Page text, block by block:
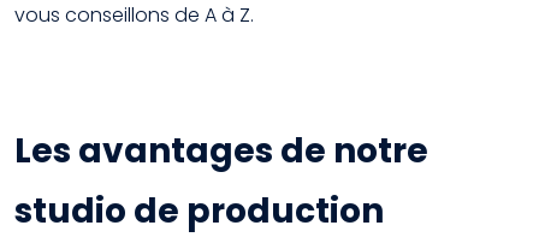
vous conseillons de A à Z.
Les avantages de notre
studio de production